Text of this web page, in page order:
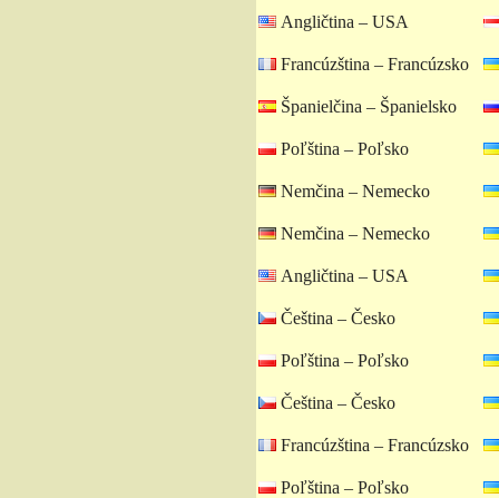
Angličtina – USA
Francúzština – Francúzsko
Španielčina – Španielsko
Poľština – Poľsko
Nemčina – Nemecko
Nemčina – Nemecko
Angličtina – USA
Čeština – Česko
Poľština – Poľsko
Čeština – Česko
Francúzština – Francúzsko
Poľština – Poľsko